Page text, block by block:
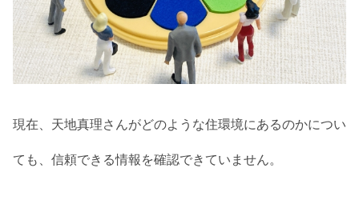
現在、天地真理さんがどのような住環境にあるのかについ
ても、信頼できる情報を確認できていません。